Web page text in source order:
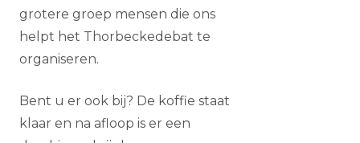
grotere groep mensen die ons
helpt het Thorbeckedebat te
organiseren.
Bent u er ook bij? De koffie staat
klaar en na afloop is er een